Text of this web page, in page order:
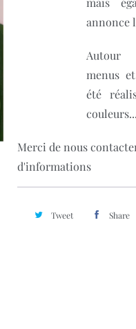
annonce
menus
été
couleurs...
Merci de nous
d'informations
Tweet Share